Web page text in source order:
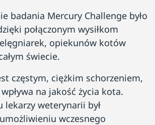
badania Mercury Challenge było
połączonym wysiłkom
opiekunów kotów
świecie.
częstym, ciężkim schorzeniem,
na jakość życia kota.
lekarzy weterynarii był
wczesnego